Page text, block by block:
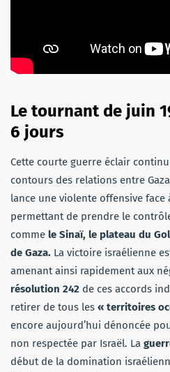
Le tournant de juin
6 jours
Cette courte guerre éclair
contours des relations entre
lance une violente offensive face
permettant de prendre le
comme le Sinaï, le plateau du
de Gaza. La victoire israélienne
amenant ainsi rapidement aux
résolution 242 de ces accords
retirer de tous les « territoires
encore aujourd’hui dénoncée
non respectée par Israël. La
début de la domination